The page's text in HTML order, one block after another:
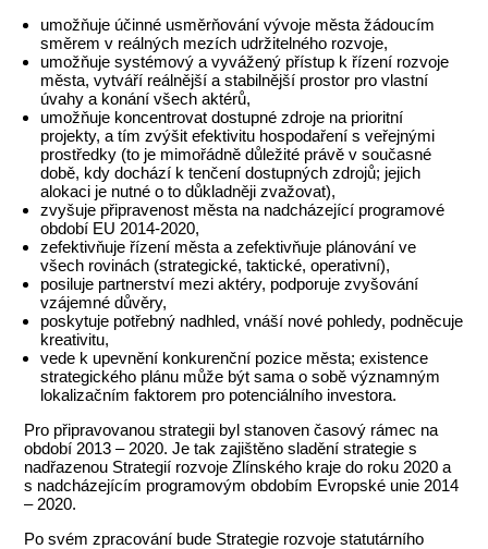
umožňuje účinné usměrňování vývoje města žádoucím
směrem v reálných mezích udržitelného rozvoje,
umožňuje systémový a vyvážený přístup k řízení rozvoje
města, vytváří reálnější a stabilnější prostor pro vlastní
úvahy a konání všech aktérů,
umožňuje koncentrovat dostupné zdroje na prioritní
projekty, a tím zvýšit efektivitu hospodaření s veřejnými
prostředky (to je mimořádně důležité právě v současné
době, kdy dochází k tenčení dostupných zdrojů; jejich
alokaci je nutné o to důkladněji zvažovat),
zvyšuje připravenost města na nadcházející programové
období EU 2014-2020,
zefektivňuje řízení města a zefektivňuje plánování ve
všech rovinách (strategické, taktické, operativní),
posiluje partnerství mezi aktéry, podporuje zvyšování
vzájemné důvěry,
poskytuje potřebný nadhled, vnáší nové pohledy, podněcuje
kreativitu,
vede k upevnění konkurenční pozice města; existence
strategického plánu může být sama o sobě významným
lokalizačním faktorem pro potenciálního investora.
Pro připravovanou strategii byl stanoven časový rámec na
období 2013 – 2020. Je tak zajištěno sladění strategie s
nadřazenou Strategií rozvoje Zlínského kraje do roku 2020 a
s nadcházejícím programovým obdobím Evropské unie 2014
– 2020.
Po svém zpracování bude Strategie rozvoje statutárního